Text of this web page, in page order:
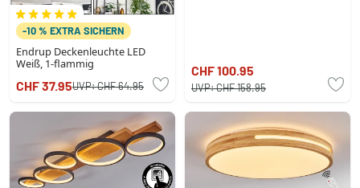
-10 % EXTRA SICHERN
Endrup Deckenleuchte LED
Weiß, 1-flammig
CHF 37.95UVP:CHF 64.95
CHF 100.95
UVP:CHF 158.95